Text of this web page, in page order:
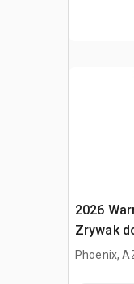
2026
Zrywak
312 / 12
Phoenix,